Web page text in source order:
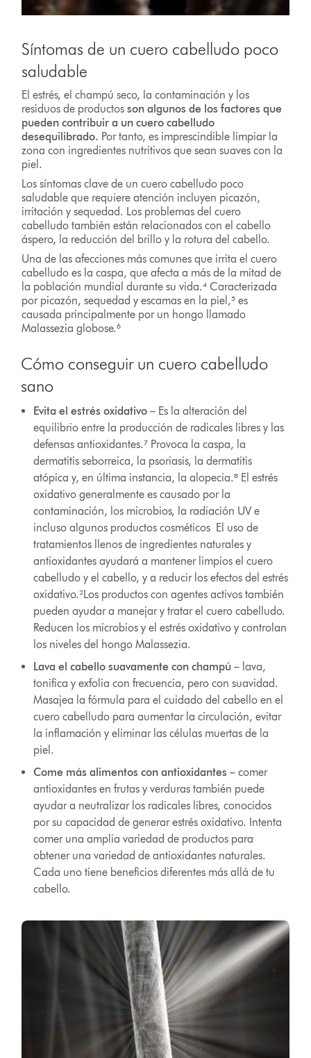
Síntomas de un cuero cabelludo poco
saludable
El estrés, el champú seco, la contaminación y los
residuos de productosson algunos de los factores que
pueden contribuir a un cuero cabelludo
desequilibrado. Por tanto, es imprescindible limpiar la
zona con ingredientes nutritivos que sean suaves con la
piel.
Los síntomas clave de un cuero cabelludo poco
saludable que requiere atención incluyen picazón,
irritación y sequedad. Los problemas del cuero
cabelludo también están relacionados con el cabello
áspero, la reducción del brillo y la rotura del cabello.
Una de las afecciones más comunes que irrita el cuero
cabelludo es la caspa, que afecta a más de la mitad de
la población mundial durante su vida.⁴ Caracterizada
por picazón, sequedad y escamas en la piel,⁵ es
causada principalmente por un hongo llamado
Malassezia globose.⁶
Cómo conseguir un cuero cabelludo
sano
Evita el estrés oxidativo– Es la alteración del
equilibrio entre la producción de radicales libres y las
defensas antioxidantes.⁷ Provoca la caspa, la
dermatitis seborreica, la psoriasis, la dermatitis
atópica y, en última instancia, la alopecia.⁸ El estrés
oxidativo generalmente es causado por la
contaminación, los microbios, la radiación UV e
incluso algunos productos cosméticos El uso de
tratamientos llenos de ingredientes naturales y
antioxidantes ayudará a mantener limpios el cuero
cabelludo y el cabello, y a reducir los efectos del estrés
oxidativo.²Los productos con agentes activos también
pueden ayudar a manejar y tratar el cuero cabelludo.
Reducen los microbios y el estrés oxidativo y controlan
los niveles del hongo Malassezia.
Lava el cabello suavamente con champú – lava,
tonifica y exfolia con frecuencia, pero con suavidad.
Masajea la fórmula para el cuidado del cabello en el
cuero cabelludo para aumentar la circulación, evitar
la inflamación y eliminar las células muertas de la
piel.
Come más alimentos con antioxidantes – comer
antioxidantes en frutas y verduras también puede
ayudar a neutralizar los radicales libres, conocidos
por su capacidad de generar estrés oxidativo. Intenta
comer una amplia variedad de productos para
obtener una variedad de antioxidantes naturales.
Cada uno tiene beneficios diferentes más allá de tu
cabello.